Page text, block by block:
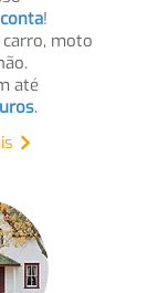
!
moto
até
.